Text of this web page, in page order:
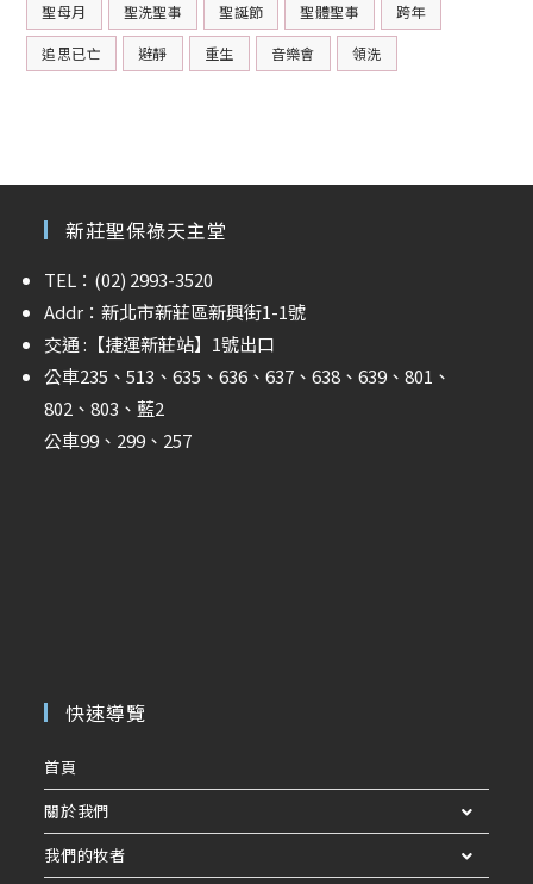
聖母月 聖洗聖事 聖誕節 聖體聖事 跨年
追思已亡 避靜 重生 音樂會 領洗
新莊聖保祿天主堂
TEL：(02) 2993-3520
Addr：新北市新莊區新興街1-1號
交通 : 【捷運新莊站】 1號出口
公車235、513、635、636、637、638、639、801、
802、803、藍2
公車99、299、257
快速導覽
首頁
關於我們
我們的牧者